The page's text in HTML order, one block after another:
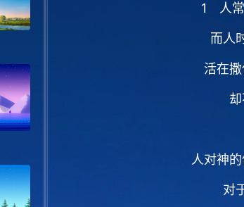
1 人常
而人
活在
人对神
对